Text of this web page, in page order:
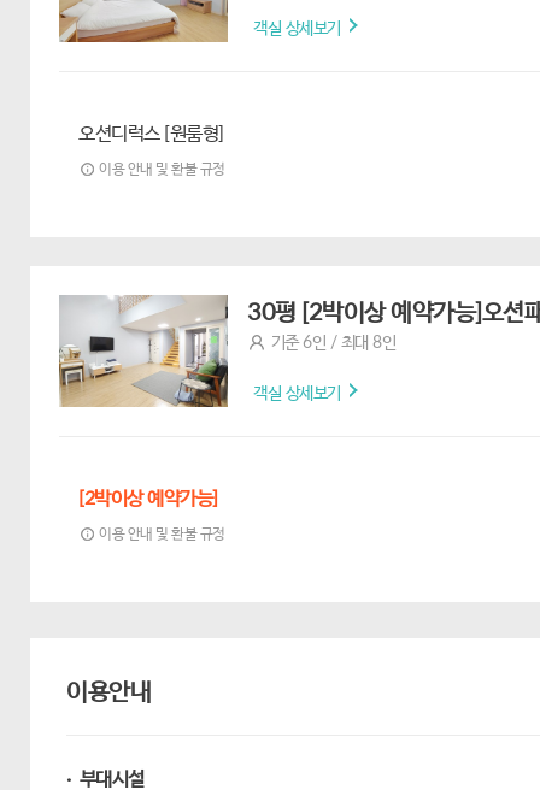
객실 상세보기
오션디럭스 [원룸형]
이용 안내 및 환불 규정
30평 [2박이상 예약가능]오션
기준 6인 / 최대 8인
객실 상세보기
[2박이상 예약가능]
이용 안내 및 환불 규정
이용안내
· 부대시설